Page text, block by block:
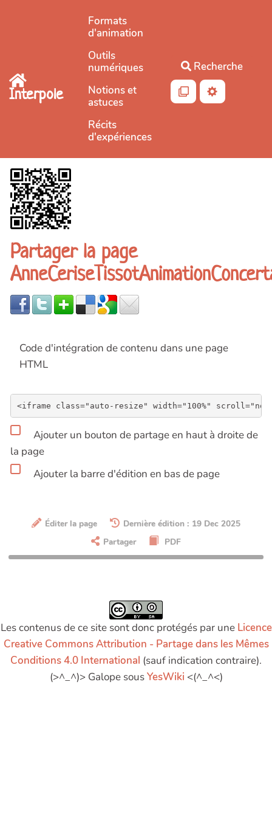
Aller au contenu principal
Interpole
Formats
d'animation
Outils
numériques
Notions et
astuces
Récits
d'expériences
Recherche
Partager la page
Code d'intégration de contenu dans une page
HTML
Ajouter un bouton de partage en haut à droite de
la page
Ajouter la barre d'édition en bas de page
Éditer la page
Dernière édition : 19 Dec 2025
Partager
PDF
Les contenus de ce site sont donc protégés par une Licence
Creative Commons Attribution - Partage dans les Mêmes
Conditions 4.0 International (sauf indication contraire).
(>^_^)> Galope sousYesWiki <(^_^<)